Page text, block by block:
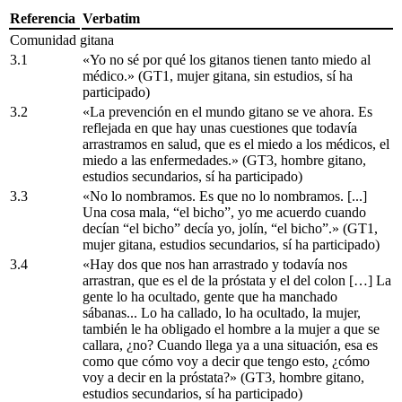
Referencia Verbatim
Comunidad gitana
3.1
«Yo no sé por qué los gitanos tienen tanto miedo al
médico.» (GT1, mujer gitana, sin estudios, sí ha
participado)
3.2
«La prevención en el mundo gitano se ve ahora. Es
reflejada en que hay unas cuestiones que todavía
arrastramos en salud, que es el miedo a los médicos, el
miedo a las enfermedades.» (GT3, hombre gitano,
estudios secundarios, sí ha participado)
3.3
«No lo nombramos. Es que no lo nombramos. [...]
Una cosa mala, “el bicho”, yo me acuerdo cuando
decían “el bicho” decía yo, jolín, “el bicho”.» (GT1,
mujer gitana, estudios secundarios, sí ha participado)
3.4
«Hay dos que nos han arrastrado y todavía nos
arrastran, que es el de la próstata y el del colon […] La
gente lo ha ocultado, gente que ha manchado
sábanas... Lo ha callado, lo ha ocultado, la mujer,
también le ha obligado el hombre a la mujer a que se
callara, ¿no? Cuando llega ya a una situación, esa es
como que cómo voy a decir que tengo esto, ¿cómo
voy a decir en la próstata?» (GT3, hombre gitano,
estudios secundarios, sí ha participado)